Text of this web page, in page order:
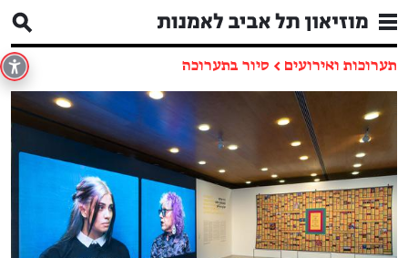
תערוכות ואירועים ← סיור בתערוכה